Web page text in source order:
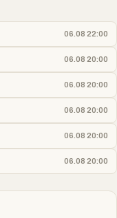
06.08 22:00
06.08 20:00
06.08 20:00
06.08 20:00
06.08 20:00
06.08 20:00